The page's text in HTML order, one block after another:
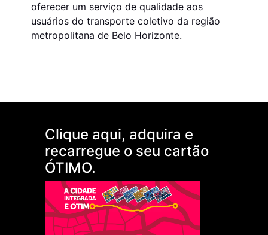
oferecer um serviço de qualidade aos
usuários do transporte coletivo da região
metropolitana de Belo Horizonte.
Clique aqui, adquira e
recarregue o seu cartão
ÓTIMO.